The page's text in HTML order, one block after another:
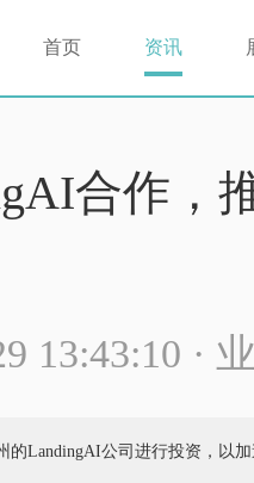
首页 资讯
合作，
13:43:10 ·
的LandingAI公司进行投资，以